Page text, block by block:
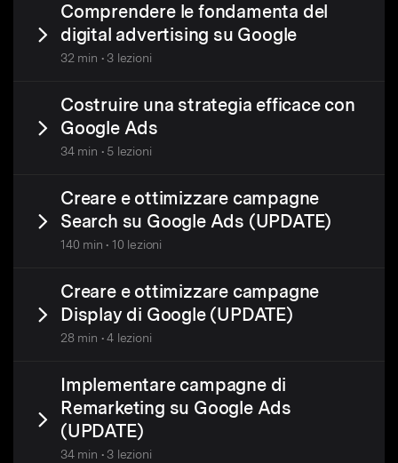
Comprendere le fondamenta del
digital advertising su Google
32 min • 3 lezioni
Costruire una strategia efficace con
Google Ads
34 min • 5 lezioni
Creare e ottimizzare campagne
Search su Google Ads (UPDATE)
140 min • 10 lezioni
Creare e ottimizzare campagne
Display di Google (UPDATE)
28 min • 4 lezioni
Implementare campagne di
Remarketing su Google Ads
(UPDATE)
34 min • 3 lezioni